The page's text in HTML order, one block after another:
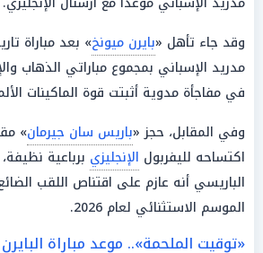
وقد جاء تأهل «بايرن ميونخ» بعد مباراة
في مفاجأة مدوية أثبتت قوة الماكينات
وفي المقابل، حجز «باريس سان جيرمان»
اكتساحه لليفربول الإنجليزي برباعية
الباريسي أنه عازم على اقتناص اللقب
الموسم الاستثنائي لعام 2026.
«توقيت الملحمة».. موعد مباراة